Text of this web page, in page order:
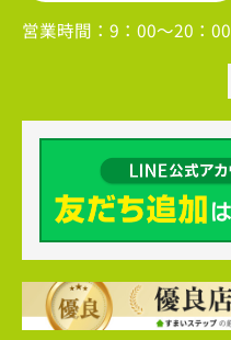
営業時間： 9：00～20：00